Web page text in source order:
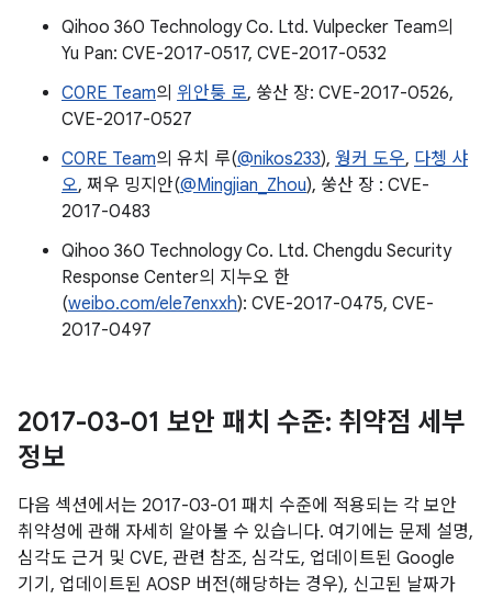
Qihoo 360 Technology Co. Ltd. Vulpecker Team의
Yu Pan: CVE-2017-0517, CVE-2017-0532
C0RE Team의 위안퉁 로, 쑹산 장: CVE-2017-0526,
CVE-2017-0527
C0RE Team의 유치 루(@nikos233), 웡커 도우, 다쳉 샤
오, 쩌우 밍지안(@Mingjian_Zhou), 쑹산 장 : CVE-
2017-0483
Qihoo 360 Technology Co. Ltd. Chengdu Security
Response Center의 지누오 한
(weibo.com/ele7enxxh): CVE-2017-0475, CVE-
2017-0497
2017-03-01 보안 패치 수준: 취약점 세부
정보
다음 섹션에서는 2017-03-01 패치 수준에 적용되는 각 보안
취약성에 관해 자세히 알아볼 수 있습니다. 여기에는 문제 설명,
심각도 근거 및 CVE, 관련 참조, 심각도, 업데이트된 Google
기기, 업데이트된 AOSP 버전(해당하는 경우), 신고된 날짜가